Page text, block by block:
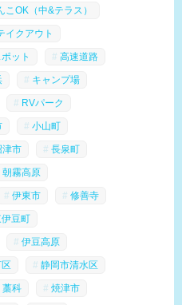
こOK（中&テラス）
イクアウト
ット 高速道路
キャンプ場
RVパーク
小山町
津市 長泉町
朝霧高原
伊東市 修善寺
豆町
伊豆高原
静岡市清水区
藁科 焼津市